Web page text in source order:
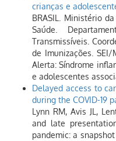
crianças e
BRASIL. Ministério
Saúde.
Transmissíveis.
de Imunizações.
Alerta: Síndrome
e adolescentes
Delayed access to
during the COVID-19
Lynn RM, Avis JL,
and late
pandemic: a